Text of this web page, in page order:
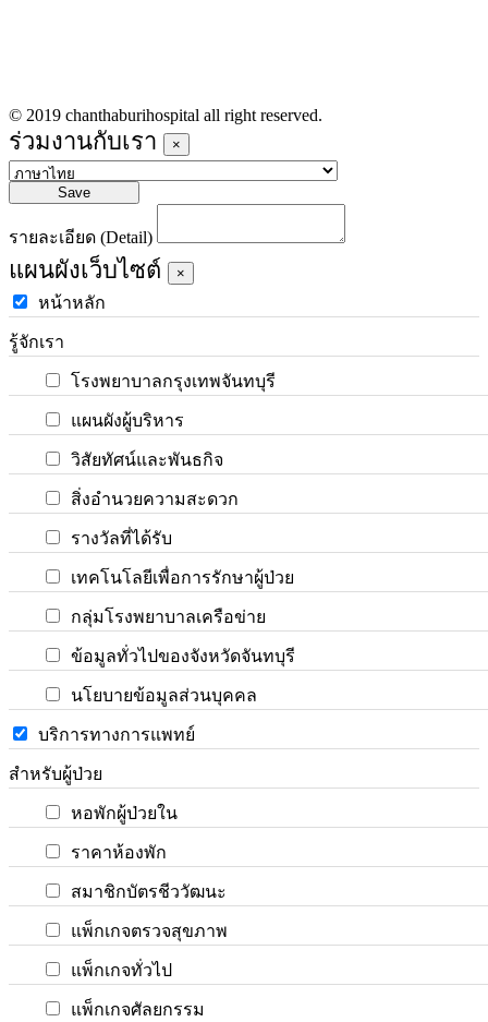
© 2019 chanthaburihospital all right reserved.
ร่วมงานกับเรา ×
Save
รายละเอียด (Detail)
แผนผังเว็บไซต์ ×
หน้าหลัก
รู้จักเรา
โรงพยาบาลกรุงเทพจันทบุรี
แผนผังผู้บริหาร
วิสัยทัศน์และพันธกิจ
สิ่งอำนวยความสะดวก
รางวัลที่ได้รับ
เทคโนโลยีเพื่อการรักษาผู้ป่วย
กลุ่มโรงพยาบาลเครือข่าย
ข้อมูลทั่วไปของจังหวัดจันทบุรี
นโยบายข้อมูลส่วนบุคคล
บริการทางการแพทย์
สำหรับผู้ป่วย
หอพักผู้ป่วยใน
ราคาห้องพัก
สมาชิกบัตรชีววัฒนะ
แพ็กเกจตรวจสุขภาพ
แพ็กเกจทั่วไป
แพ็กเกจศัลยกรรม